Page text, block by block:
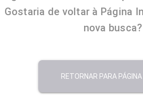
Gostaria de voltar à Página
nova busca?
RETORNAR PARA PÁGINA